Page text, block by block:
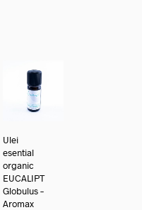
Ulei
esential
organic
EUCALIPT
Globulus –
Aromax